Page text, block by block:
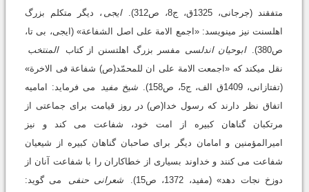
متفقند (جرجانى، 1325ق، ج8، ص312).
ایجی ، دیگر متکلم بزرگ
اهل‏سنت نیز می‏نویسد: «اجمع الامة علی اصل الشفاعة» (ایجى، بی تا،
ص380).
ابوحیان اندلسی مفسر بزرگ اهل‏تسنن از کتاب
المنتخب
نقل می‏کند که «اجمعت الامة علی ان للمحمّد(ص) شفاعة فی الاخرة»
(تفتازانى، 1409ق الف، ج5، ص158).
شیخ مفید
می فرماید: امامیه
اتفاق نظر دارند که رسول خدا(ص) در روز قیامت برای جماعتی از
مرتکبان گناهان کبیره از امت خود، شفاعت می کند و نیز
امیرالمؤمنین و امامان دیگر برای صاحبان گناهان کبیره از شیعیان
شفاعت می کنند و خداوند بسیاری از خطاکاران را با شفاعت آنان از
دوزخ نجات دهد» (مفید، 1372، ص15).
شعرانی حنفی
می گوید: